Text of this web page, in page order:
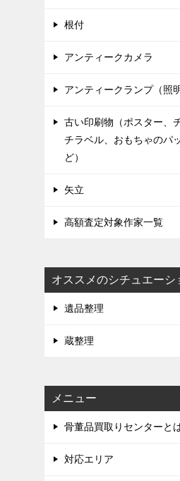
根付
アンティークカメラ
アンティークランプ（照
古い印刷物（ポスター、
チラベル、おもちゃのパ
ど）
矢立
高額査定対象作家一覧
オススメのシチュエーシ
遺品整理
蔵整理
メニュー
骨董品買取りセンターと
対応エリア